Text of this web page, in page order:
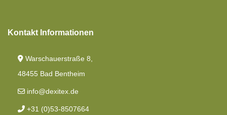
Kontakt Informationen
Warschauerstraße 8,
48455 Bad Bentheim
info@dexitex.de
+31 (0)53-8507664